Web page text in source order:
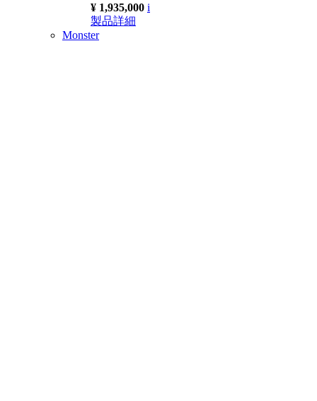
¥ 1,935,000 i
製品詳細
Monster